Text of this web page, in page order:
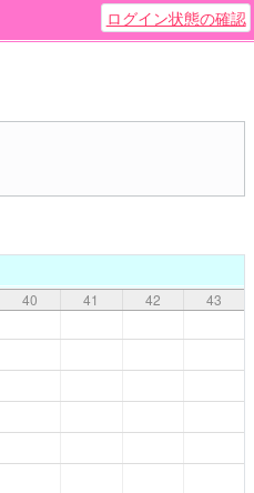
ログイン状態の確認
40 41 42 43